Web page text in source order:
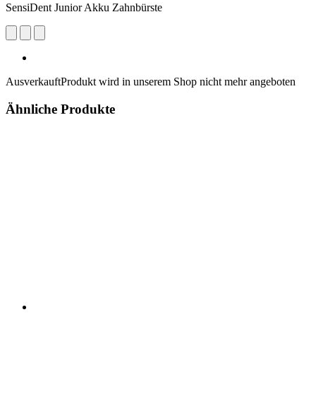
SensiDent Junior Akku Zahnbürste
AusverkauftProdukt wird in unserem Shop nicht mehr angeboten
Ähnliche Produkte